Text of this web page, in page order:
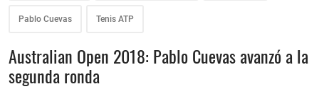
Pablo Cuevas Tenis ATP
Australian Open 2018: Pablo Cuevas avanzó a la
segunda ronda